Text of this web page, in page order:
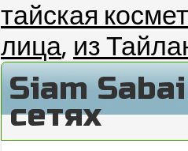
тайская
лица, из
Siam
сетях